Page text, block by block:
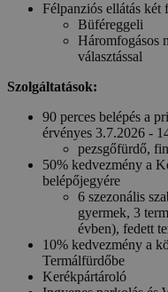
Félpanziós ellátás két
Büféreggeli
Háromfogásos
választással
Szolgáltatások:
90 perces belépés a
érvényes 3.7.2026 -
pezsgőfürdő,
50% kedvezmény a
belépőjegyére
6 szezonális
gyermek, 3
évben), fedett
10% kedvezmény a
Termálfürdőbe
Kerékpártároló